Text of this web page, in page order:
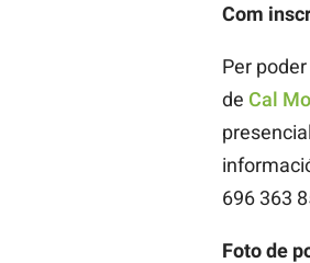
Com
Per
de Cal
696 363
Foto de